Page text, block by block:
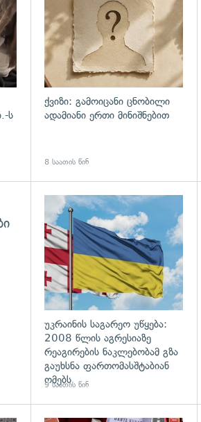
ს
ქვიზი: გამოიცანი ცნობილი
ადამიანი ერთი მინიშნებით
8 საათის წინ
უკრაინის საგარეო უწყება:
2008 წლის აგრესიაზე
რეაგირების ნაკლებობამ გზა
გაუხსნა ფართომასშტაბიან
ომებს
9 საათის წინ